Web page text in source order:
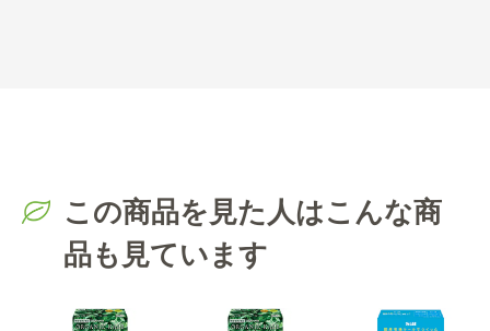
この商品を見た人はこんな商
品も見ています